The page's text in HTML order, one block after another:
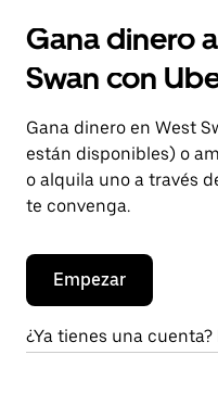
Gana dinero
Swan con
Gana dinero en West
están disponibles) o
o alquila uno a través
te convenga.
Empezar
¿Ya tienes una